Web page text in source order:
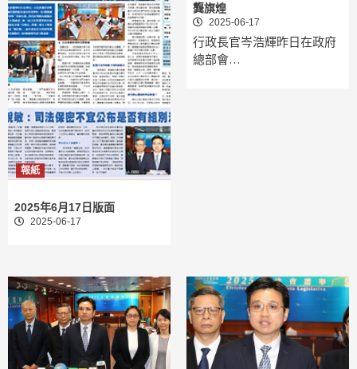
報紙
2025年6月17日版面
2025-06-17
龔旗煌
2025-06-17
行政長官岑浩輝昨日在政府
總部會…